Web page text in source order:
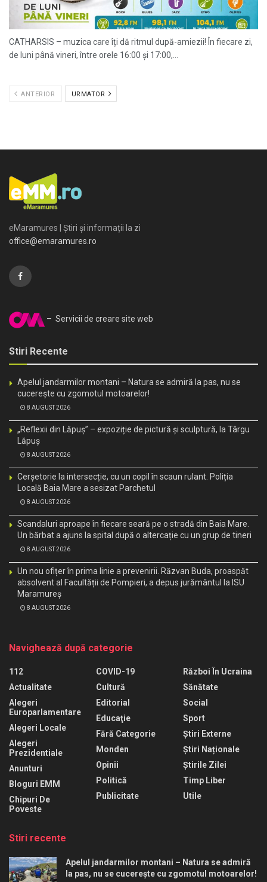
CATHARSIS – muzica care îți dă ritmul după-amiezii! În fiecare zi,
de luni până vineri, între orele 16:00 și 17:00,...
ANTERIOR URMATOR
eMaramures | Știri și informații la zi
office@emaramures.ro
– Servicii de creare site web
Stiri Recente
Apelul jandarmilor montani – Natura se admiră la pas, nu se
cucerește cu zgomotul motoarelor!
8 AUGUST 2026
„Reflexii din Lăpuș” – expoziție de pictură și sculptură, la Târgu
Lăpuș
8 AUGUST 2026
Cerșetorie la intersecție, cu un copil în scaun rulant. Poliția
Locală Baia Mare a sesizat Parchetul
8 AUGUST 2026
Scandaluri aproape în fiecare seară pe o stradă din Baia Mare.
Un bărbat a ajuns la spital după o altercație cu un grup de tineri
8 AUGUST 2026
Un nou ofițer în prima linie a prevenirii. Răzvan Buda, proaspăt
absolvent al Facultății de Pompieri, a depus jurământul la ISU
Maramureș
8 AUGUST 2026
Navighează după categorie
112
Actualitate
Alegeri
Europarlamentare
Alegeri Locale
Alegeri
Prezidentiale
Anunturi
Bloguri EMM
Chipuri De
Poveste
COVID-19
Cultură
Editorial
Educaţie
Fără Categorie
Monden
Opinii
Politică
Publicitate
Război În Ucraina
Sănătate
Social
Sport
Știri Externe
Știri Naționale
Știrile Zilei
Timp Liber
Utile
Stiri recente
Apelul jandarmilor montani – Natura se admiră
la pas, nu se cucerește cu zgomotul motoarelor!